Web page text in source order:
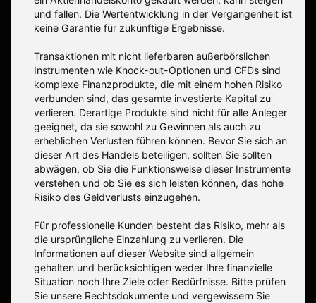
und fallen. Die Wertentwicklung in der Vergangenheit ist
keine Garantie für zukünftige Ergebnisse.
Transaktionen mit nicht lieferbaren außerbörslichen
Instrumenten wie Knock-out-Optionen und CFDs sind
komplexe Finanzprodukte, die mit einem hohen Risiko
verbunden sind, das gesamte investierte Kapital zu
verlieren. Derartige Produkte sind nicht für alle Anleger
geeignet, da sie sowohl zu Gewinnen als auch zu
erheblichen Verlusten führen können. Bevor Sie sich an
dieser Art des Handels beteiligen, sollten Sie sollten
abwägen, ob Sie die Funktionsweise dieser Instrumente
verstehen und ob Sie es sich leisten können, das hohe
Risiko des Geldverlusts einzugehen.
Für professionelle Kunden besteht das Risiko, mehr als
die ursprüngliche Einzahlung zu verlieren. Die
Informationen auf dieser Website sind allgemein
gehalten und berücksichtigen weder Ihre finanzielle
Situation noch Ihre Ziele oder Bedürfnisse. Bitte prüfen
Sie unsere Rechtsdokumente und vergewissern Sie